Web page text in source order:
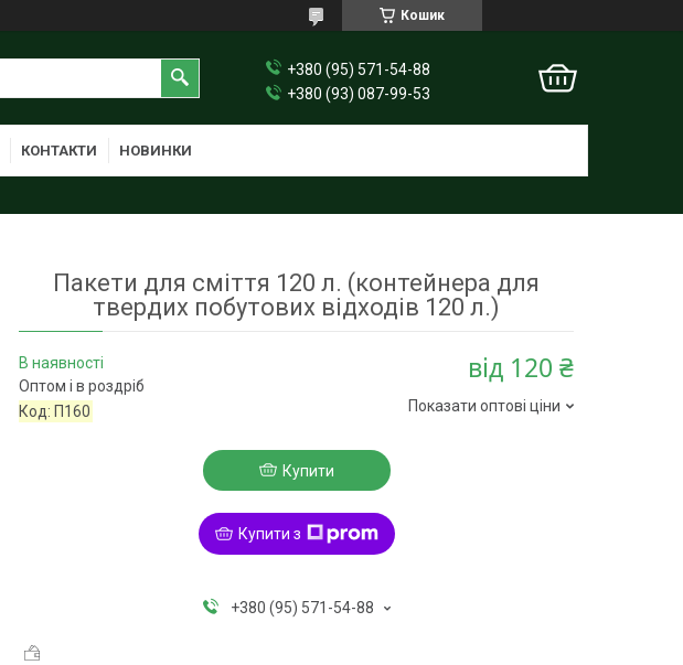
Кошик
+380 (95) 571-54-88
+380 (93) 087-99-53
КОНТАКТИ НОВИНКИ
Пакети для сміття 120 л. (контейнера для
твердих побутових відходів 120 л.)
В наявності
Оптом і в роздріб
Код: П160
від 120 ₴
Показати оптові ціни
Купити
Купити з
+380 (95) 571-54-88